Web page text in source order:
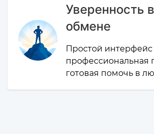
Уверенность
обмене
Простой интерфейс
профессиональная
готовая помочь в